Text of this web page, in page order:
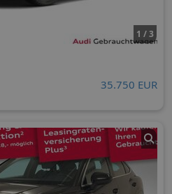
1 / 3
35.750 EUR